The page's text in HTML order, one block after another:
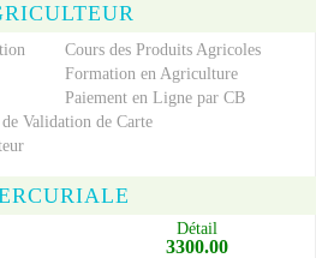
Cours des Produits Agricoles
Formation en Agriculture
Paiement en Ligne par CB
Validation de Carte
Détail
3300.00